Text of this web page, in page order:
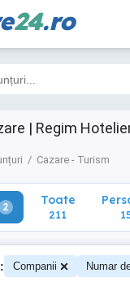
24.ro
| Regim
Cazare - Turism
Toate
211
2 Toate
211
Companii Numar